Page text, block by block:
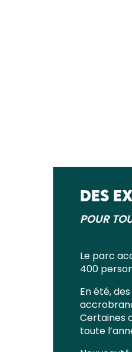
DES
POUR
Le parc
400
En été,
Certaines
toute